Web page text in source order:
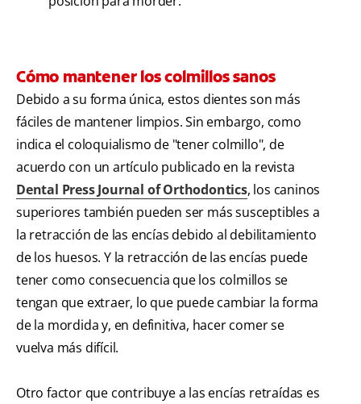
Cómo mantener los colmillos sanos
Debido a su forma única, estos dientes son más
fáciles de mantener limpios. Sin embargo, como
indica el coloquialismo de "tener colmillo", de
acuerdo con un artículo publicado en la revista
Dental Press Journal of Orthodontics, los caninos
superiores también pueden ser más susceptibles a
la retracción de las encías debido al debilitamiento
de los huesos. Y la retracción de las encías puede
tener como consecuencia que los colmillos se
tengan que extraer, lo que puede cambiar la forma
de la mordida y, en definitiva, hacer comer se
vuelva más difícil.
Otro factor que contribuye a las encías retraídas es